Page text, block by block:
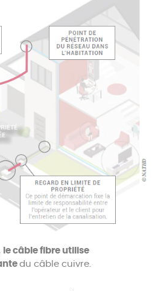
le câble fibre utilise
du câble cuivre.